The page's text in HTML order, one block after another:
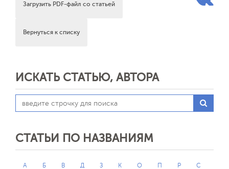
Загрузить PDF-файл со статьей
Вернуться к списку
ИСКАТЬ СТАТЬЮ, АВТОРА
СТАТЬИ ПО НАЗВАНИЯМ
А Б В Д З К О П Р С